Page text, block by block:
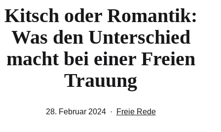
Kitsch oder Romantik:
Was den Unterschied
macht bei einer Freien
Trauung
Veröffentlicht
28. Februar 2024
Kategorisiert
Freie Rede